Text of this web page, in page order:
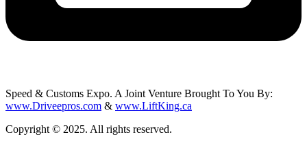
Speed & Customs Expo. A Joint Venture Brought To You By:
www.Driveepros.com & www.LiftKing.ca
Copyright © 2025. All rights reserved.